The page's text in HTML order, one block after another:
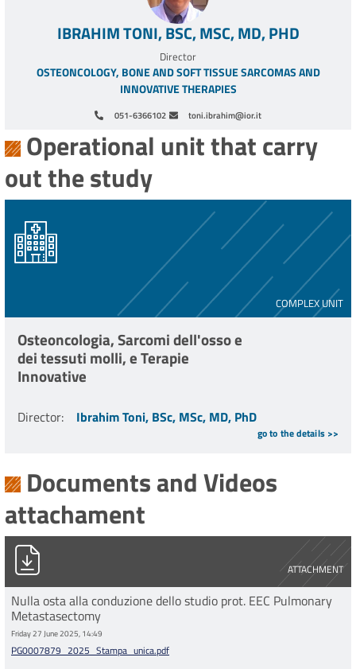
051-6366102 toni.ibrahim@ior.it
IBRAHIM TONI, BSC, MSC, MD, PHD
Director
OSTEONCOLOGY, BONE AND SOFT TISSUE SARCOMAS AND
INNOVATIVE THERAPIES
Operational unit that carry
out the study
COMPLEX UNIT
Osteoncologia, Sarcomi dell'osso e
dei tessuti molli, e Terapie
Innovative
Director: Ibrahim Toni, BSc, MSc, MD, PhD
go to the details >>
Documents and Videos
attachament
ATTACHMENT
PG0007879_2025_Stampa_unica.pdf
Nulla osta alla conduzione dello studio prot. EEC Pulmonary
Metastasectomy
Friday 27 June 2025, 14:49
PG0007879_2025_Stampa_unica.pdf